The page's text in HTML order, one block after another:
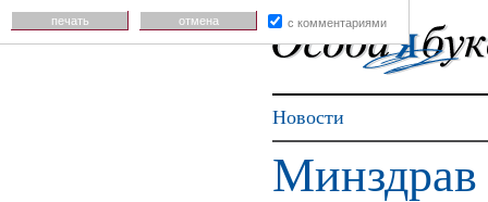
Новости
Минздрав
печать отмена с комментариями